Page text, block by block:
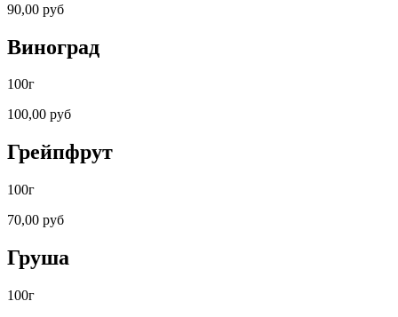
90,00 руб
Виноград
100г
100,00 руб
Грейпфрут
100г
70,00 руб
Груша
100г